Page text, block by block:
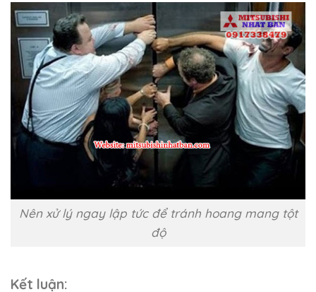
Nên xử lý ngay lập tức để tránh hoang mang tột
độ
Kết luận: